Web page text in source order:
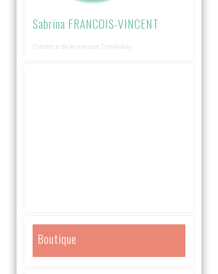
Sabrina FRANCOIS-VINCENT
Créatrice de la marque Ti molokoy
Boutique